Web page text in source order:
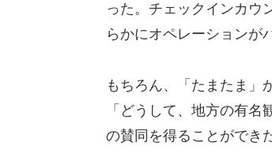
った。チェックインカウ
らかにオペレーションが
もちろん、「たまたま」
「どうして、地方の有
の賛同を得ることができ